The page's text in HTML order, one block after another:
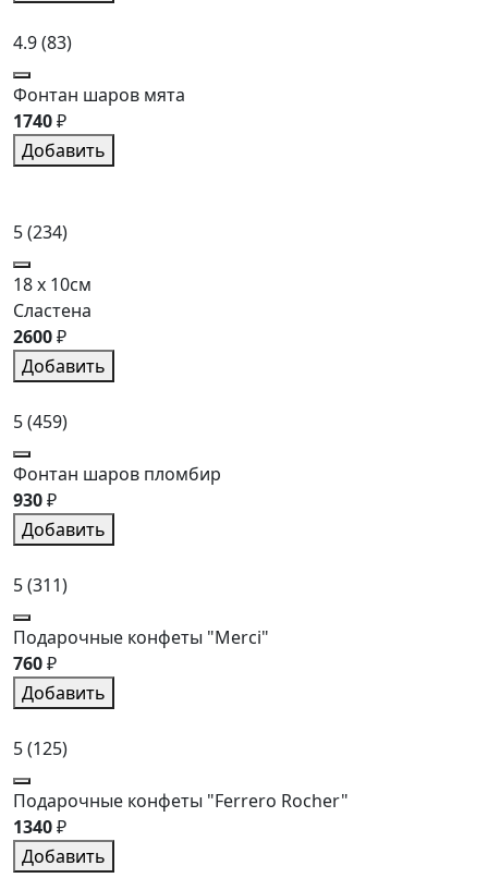
4.9(83)
Фонтан шаров мята
1740₽
Добавить
5(234)
18 x 10см
Сластена
2600₽
Добавить
5(459)
Фонтан шаров пломбир
930₽
Добавить
5(311)
Подарочные конфеты "Merci"
760₽
Добавить
5(125)
Подарочные конфеты "Ferrero Rocher"
1340₽
Добавить